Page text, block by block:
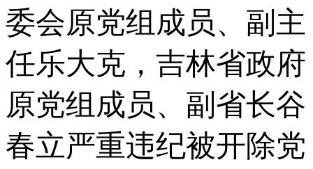
委会原党组成员、副主
任乐大克，吉林省政府
原党组成员、副省长谷
春立严重违纪被开除党